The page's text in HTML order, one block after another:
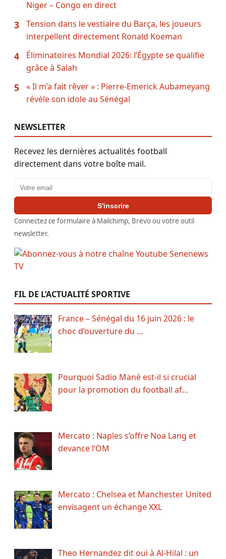
Niger – Congo en direct
3
Tension dans le vestiaire du Barça, les joueurs
interpellent directement Ronald Koeman
4
Éliminatoires Mondial 2026: l’Égypte se qualifie
grâce à Salah
5
« Il m’a fait rêver » : Pierre-Emerick Aubameyang
révèle son idole au Sénégal
NEWSLETTER
Recevez les dernières actualités football
directement dans votre boîte mail.
Adresse email
S'inscrire
Connectez ce formulaire à Mailchimp, Brevo ou votre outil
newsletter.
FIL DE L’ACTUALITÉ SPORTIVE
France – Sénégal du 16 juin 2026 : le
choc d’ouverture du …
Pourquoi Sadio Mané est-il si crucial
pour la promotion du football af…
Mercato : Naples s’offre Noa Lang et
devance l’OM
Mercato : Chelsea et Manchester United
envisagent un échange XXL
Theo Hernandez dit oui à Al-Hilal : un